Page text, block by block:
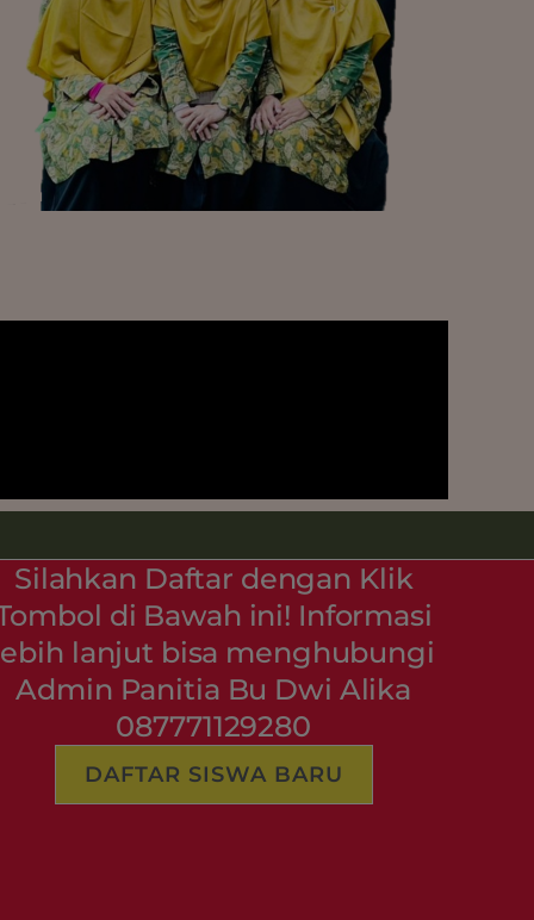
Silahkan Daftar dengan Klik
di Bawah ini! Informasi
lanjut bisa menghubungi
Admin Panitia Bu Dwi Alika
087771129280
DAFTAR SISWA BARU